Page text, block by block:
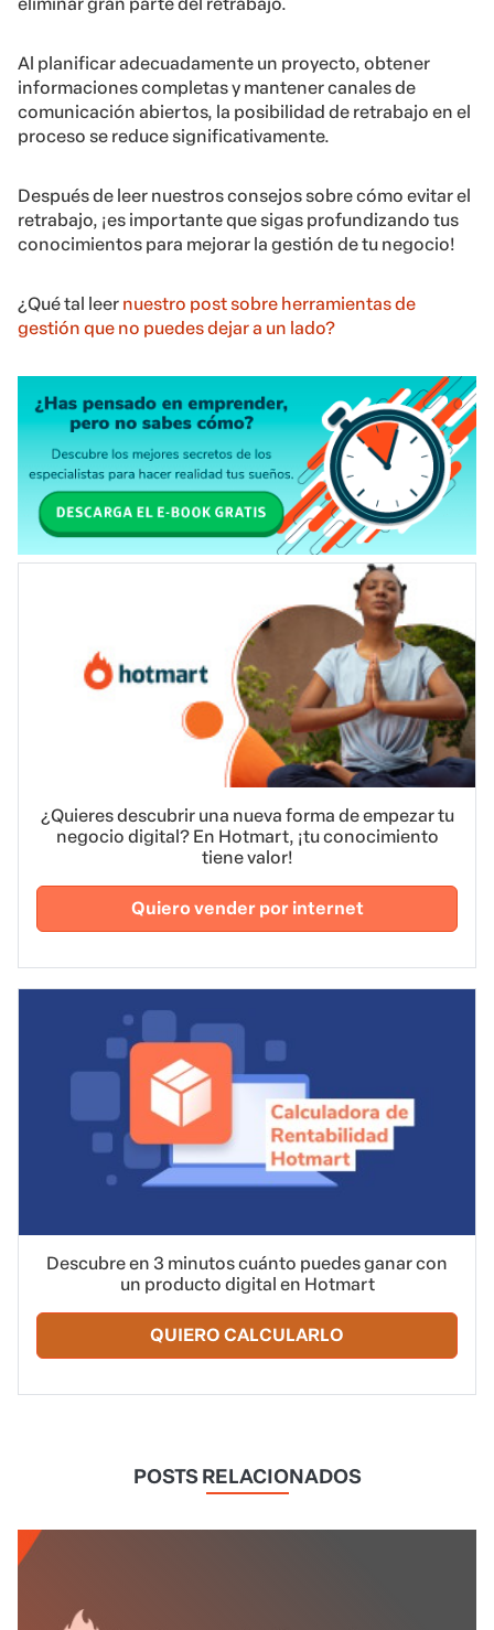
Al planificar adecuadamente un proyecto, obtener
informaciones completas y mantener canales de
comunicación abiertos, la posibilidad de retrabajo en el
proceso se reduce significativamente.
Después de leer nuestros consejos sobre cómo evitar el
retrabajo, ¡es importante que sigas profundizando tus
conocimientos para mejorar la gestión de tu negocio!
¿Qué tal leer nuestro post sobre herramientas de
gestión que no puedes dejar a un lado?
¿Quieres descubrir una nueva forma de empezar tu
negocio digital? En Hotmart, ¡tu conocimiento
tiene valor!
Quiero vender por internet
Descubre en 3 minutos cuánto puedes ganar con
un producto digital en Hotmart
QUIERO CALCULARLO
POSTS RELACIONADOS